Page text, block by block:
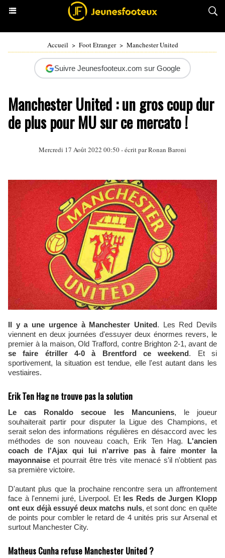
Accueil > Foot Etranger > Manchester United
Suivre Jeunesfooteux.com sur Google
Manchester United : un gros coup dur
de plus pour MU sur ce mercato !
Mercredi 17 Août 2022 00:50 - écrit parRonan Baroni
Il y a une urgence à Manchester United. Les Red Devils
viennent en deux journées d'essuyer deux énormes revers, le
premier à la maison, Old Trafford, contre Brighton 2-1, avant de
se faire étriller 4-0 à Brentford ce weekend. Et si
sportivement, la situation est tendue, elle l'est autant dans les
vestiaires.
Erik Ten Hag ne trouve pas la solution
Le cas Ronaldo secoue les Mancuniens, le joueur
souhaiterait partir pour disputer la Ligue des Champions, et
serait selon des informations régulières en désaccord avec les
méthodes de son nouveau coach, Erik Ten Hag. L'ancien
coach de l'Ajax qui lui n'arrive pas à faire monter la
mayonnaise et pourrait être très vite menacé s'il n'obtient pas
sa première victoire.
D'autant plus que la prochaine rencontre sera un affrontement
face à l'ennemi juré, Liverpool. Et les Reds de Jurgen Klopp
ont eux déjà essuyé deux matchs nuls, et sont donc en quête
de points pour combler le retard de 4 unités pris sur Arsenal et
surtout Manchester City.
Matheus Cunha refuse Manchester United ?